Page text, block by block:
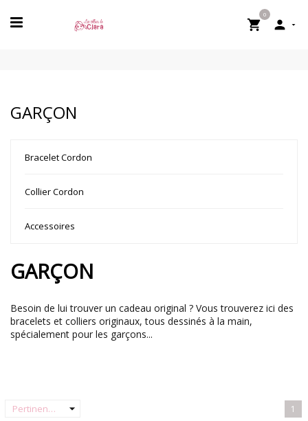

0

GARÇON
Bracelet Cordon
Collier Cordon
Accessoires
GARÇON
Besoin de lui trouver un cadeau original ? Vous trouverez ici des
bracelets et colliers originaux, tous dessinés à la main,
spécialement pour les garçons...
Pertinence arrow_drop_down 1